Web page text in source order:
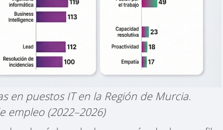
en puestos IT en la Región de Murcia.
empleo (2022–2026)